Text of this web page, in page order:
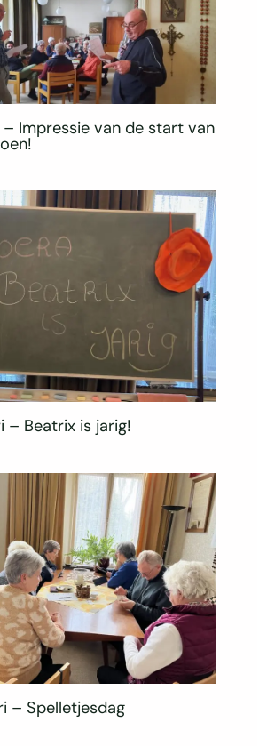
– Impressie van de start van
– Beatrix is jarig!
– Spelletjesdag